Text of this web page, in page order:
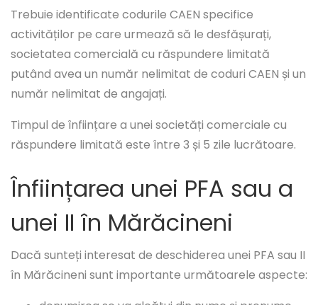
Trebuie identificate codurile CAEN specifice
activităților pe care urmează să le desfășurați,
societatea comercială cu răspundere limitată
putând avea un număr nelimitat de coduri CAEN și un
număr nelimitat de angajați.
Timpul de înființare a unei societăți comerciale cu
răspundere limitată este între 3 și 5 zile lucrătoare.
Înființarea unei PFA sau a
unei II în Mărăcineni
Dacă sunteți interesat de deschiderea unei PFA sau II
în Mărăcineni sunt importante următoarele aspecte: